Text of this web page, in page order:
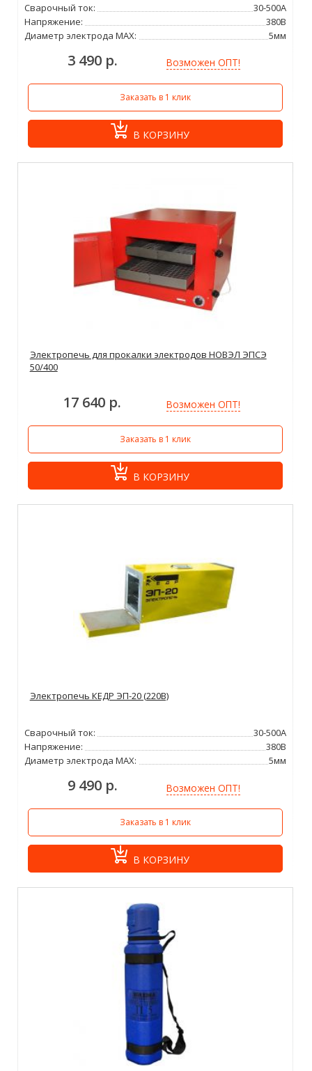
Сварочный ток:
30-500А
Напряжение:
380В
Диаметр электрода MAX:
5мм
3 490 р. Возможен ОПТ!
Заказать в 1 клик
В КОРЗИНУ
Электропечь для прокалки электродов НОВЭЛ ЭПСЭ
50/400
17 640 р. Возможен ОПТ!
Заказать в 1 клик
В КОРЗИНУ
Электропечь КЕДР ЭП-20 (220В)
Сварочный ток:
30-500А
Напряжение:
380В
Диаметр электрода MAX:
5мм
9 490 р. Возможен ОПТ!
Заказать в 1 клик
В КОРЗИНУ